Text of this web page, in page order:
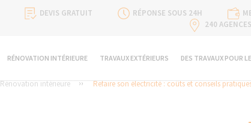
DEVIS GRATUIT RÉPONSE SOUS 24H
240
RÉNOVATION INTÉRIEURE TRAVAUX EXTÉRIEURS DES TRAVAUX POUR
Rénovation intérieure Refaire son électricité : coûts et conseils